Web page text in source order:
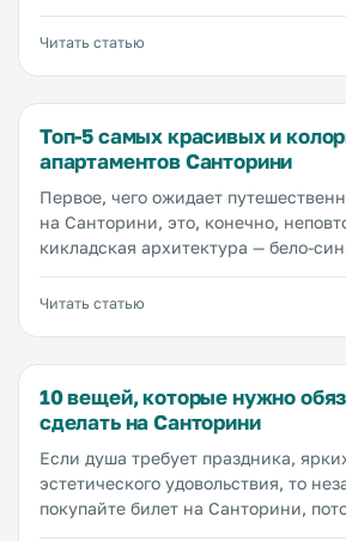
мягким песком, аутентичные отели
самые красивые в мире закаты,
красивые города и пляжи,
маршрут по Санторини и
опыте.
Читать статью
Топ-5 самых красивых и
апартаментов Санторини
Первое, чего ожидает
на Санторини, это, конечно,
кикладская архитектура — бело-
которые словно растеклись по
потом уже море, пляжи, греческая
отель нужно выбрать такой, чтобы в
вернуться после прогулки. Поэтому
вашему вниманию обзор самых
колоритных отелей и апартаментов
Читать статью
10 вещей, которые нужно
сделать на Санторини
Если душа требует праздника,
эстетического удовольствия, то
покупайте билет на Санторини,
избытке есть все, что вам нужно.